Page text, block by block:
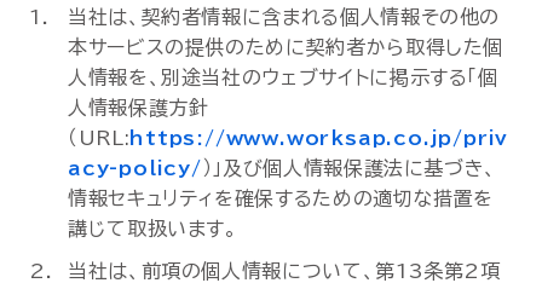
当社は、契約者情報に含まれる個人情報その他の
本サービスの提供のために契約者から取得した個
人情報を、別途当社のウェブサイトに掲示する「個
人情報保護方針
（URL: https://www.worksap.co.jp/priv
acy-policy/ ）」及び個人情報保護法に基づき、
情報セキュリティを確保するための適切な措置を
講じて取扱います。
当社は、前項の個人情報について、第13条第2項